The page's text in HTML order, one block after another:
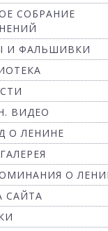
СОБРАНИЕ
И ФАЛЬШИВКИ
ВИДЕО
О ЛЕНИНЕ
О
САЙТА